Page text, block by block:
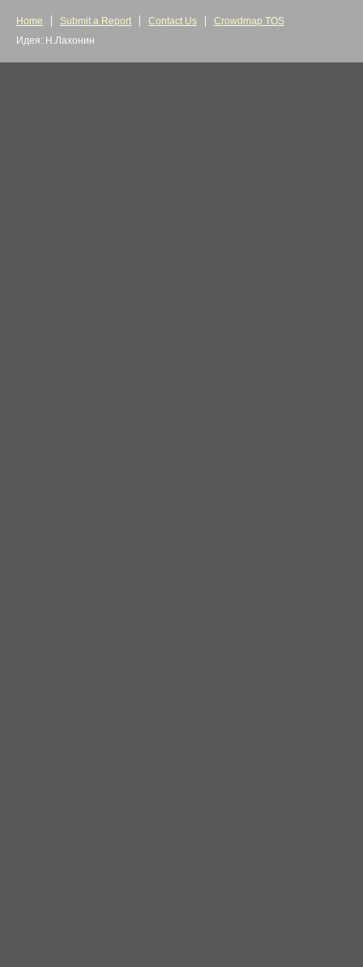
Home Submit a Report Contact Us
Crowdmap TOS
Идея: Н.Лахонин